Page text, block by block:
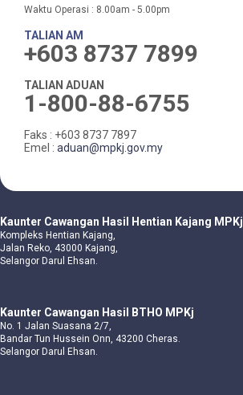
Waktu Operasi : 8.00am - 5.00pm
TALIAN AM
+603 8737 7899
TALIAN ADUAN
1-800-88-6755
Faks : +603 8737 7897
Emel : aduan@mpkj.gov.my
Kaunter Cawangan Hasil Hentian Kajang MPKj
Kompleks Hentian Kajang,
Jalan Reko, 43000 Kajang,
Selangor Darul Ehsan.
Kaunter Cawangan Hasil BTHO MPKj
No. 1 Jalan Suasana 2/7,
Bandar Tun Hussein Onn, 43200 Cheras.
Selangor Darul Ehsan.